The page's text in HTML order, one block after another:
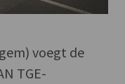
voegt de
TGE-